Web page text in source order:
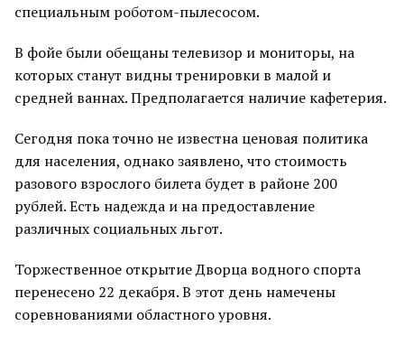
специальным роботом-пылесосом.
В фойе были обещаны телевизор и мониторы, на
которых станут видны тренировки в малой и
средней ваннах. Предполагается наличие кафетерия.
Сегодня пока точно не известна ценовая политика
для населения, однако заявлено, что стоимость
разового взрослого билета будет в районе 200
рублей. Есть надежда и на предоставление
различных социальных льгот.
Торжественное открытие Дворца водного спорта
перенесено 22 декабря. В этот день намечены
соревнованиями областного уровня.